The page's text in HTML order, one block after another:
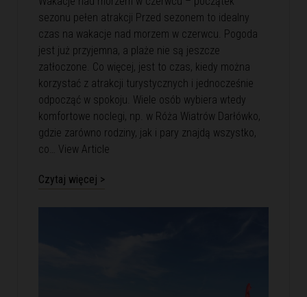
sezonu pełen atrakcji Przed sezonem to idealny
czas na wakacje nad morzem w czerwcu. Pogoda
jest już przyjemna, a plaże nie są jeszcze
zatłoczone. Co więcej, jest to czas, kiedy można
korzystać z atrakcji turystycznych i jednocześnie
odpocząć w spokoju. Wiele osób wybiera wtedy
komfortowe noclegi, np. w Róża Wiatrów Darłówko,
gdzie zarówno rodziny, jak i pary znajdą wszystko,
co… View Article
Czytaj więcej >